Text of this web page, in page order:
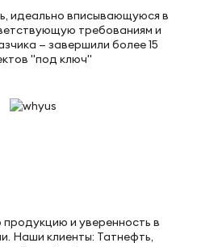
идеально вписывающуюся в
требованиям и
— завершили более 15
"под ключ"
и уверенность в
Наши клиенты: Татнефть,